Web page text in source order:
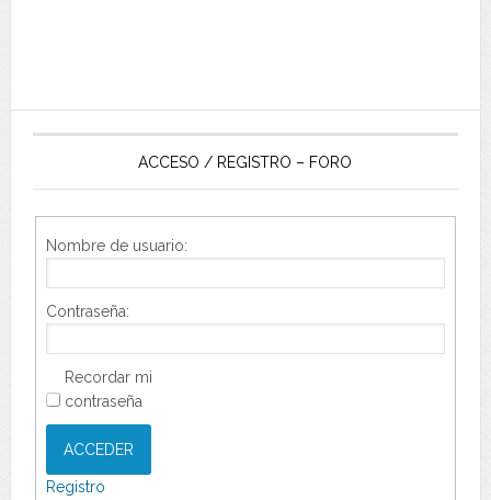
ACCESO / REGISTRO – FORO
Nombre de usuario:
Contraseña:
Recordar mi
contraseña
ACCEDER
Registro